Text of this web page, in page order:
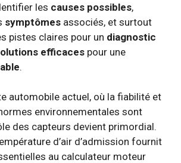
les causes possibles,
symptômes associés, et surtout
pistes claires pour un diagnostic
efficaces pour une
.
automobile actuel, où la fiabilité et
environnementales sont
des capteurs devient primordial.
d’air d’admission fournit
au calculateur moteur